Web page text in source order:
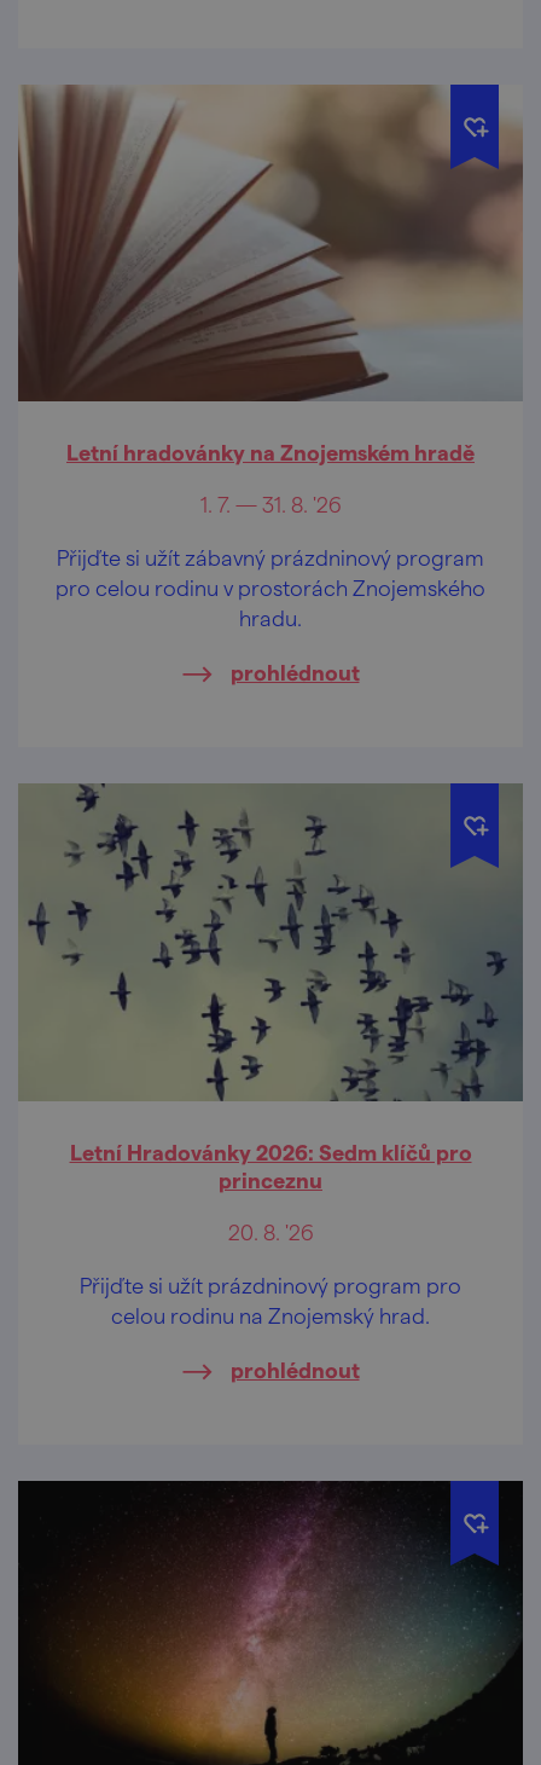
Letní hradovánky na Znojemském hradě
1. 7. — 31. 8. '26
Přijďte si užít zábavný prázdninový program
pro celou rodinu v prostorách Znojemského
hradu.
prohlédnout
Letní Hradovánky 2026: Sedm klíčů pro
princeznu
20. 8. '26
Přijďte si užít prázdninový program pro
celou rodinu na Znojemský hrad.
prohlédnout